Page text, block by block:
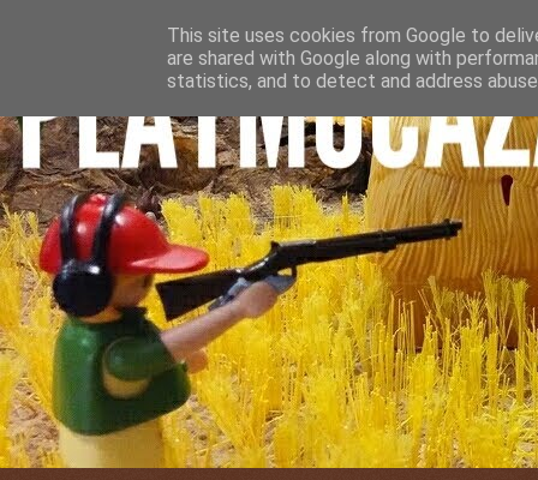
This site uses cookies from Google to
are shared with Google along with
statistics, and to detect and address